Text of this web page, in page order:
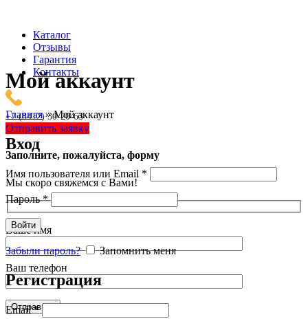
Каталог
Отзывы
Гарантия
Контакты
+7 (8412) 30-20-63
Отправить заявку
Заполните, пожалуйста, форму
Мы скоро свяжемся с Вами!
Ваше имя
Ваш телефон
Мой аккаунт
Главная»Мой аккаунт
Вход
Имя пользователя или Email *
Пароль*
Войти
Забыли пароль? Запомнить меня
Регистрация
Email*